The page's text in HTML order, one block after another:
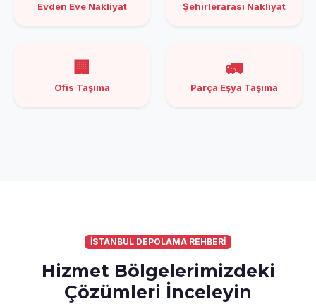
Evden Eve Nakliyat Şehirlerarası Nakliyat
🏢
Ofis Taşıma
🚛
Parça Eşya Taşıma
İSTANBUL DEPOLAMA REHBERİ
Hizmet Bölgelerimizdeki
Çözümleri İnceleyin